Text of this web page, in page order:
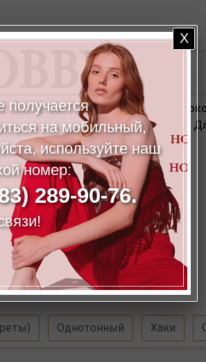
спереди вертикальный рельеф,
соответствуют размеру 52.
на фото: 173 см.
Однотонный Хаки
получается
на мобильный,
используйте наш
номер:
289-90-76.